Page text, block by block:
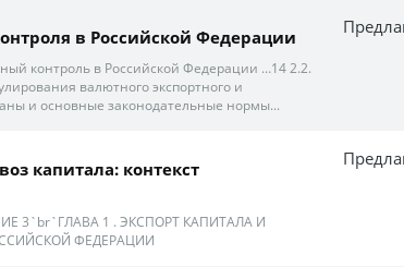
в Российской Федерации
контроль в Российской Федерации …14 2.2.
валютного экспортного и
и основные законодательные нормы...
капитала: контекст
3`br`ГЛАВА 1 . ЭКСПОРТ КАПИТАЛА И
ФЕДЕРАЦИИ